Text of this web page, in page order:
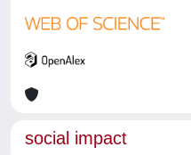
social impact